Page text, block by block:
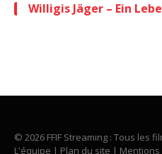
Willigis Jäger – Ein
© 2026 FFIF Streaming : Tous les
L'équipe | Plan du site | Mentions